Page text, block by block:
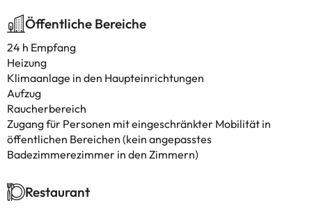
Öffentliche Bereiche
24 h Empfang
Heizung
Klimaanlage in den Haupteinrichtungen
Aufzug
Raucherbereich
Zugang für Personen mit eingeschränkter Mobilität in
öffentlichen Bereichen (kein angepasstes
Badezimmerezimmer in den Zimmern)
Restaurant